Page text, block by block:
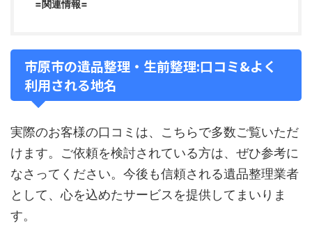
=関連情報=
市原市の遺品整理・生前整理:口コミ&よく
利用される地名
実際のお客様の口コミは、こちらで多数ご覧いただ
けます。ご依頼を検討されている方は、ぜひ参考に
なさってください。今後も信頼される遺品整理業者
として、心を込めたサービスを提供してまいりま
す。